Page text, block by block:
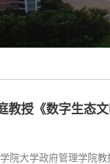
教授《数字生态
院大学政府管理学院